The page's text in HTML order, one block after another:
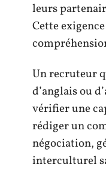
leurs
Cette
Un recruteur
d’anglais ou
vérifier une
rédiger un
négociation,
interculturel